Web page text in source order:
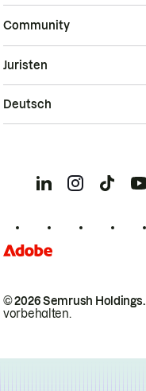
Community
© 2026 Semrush Holdings.
vorbehalten.
Juristen
Deutsch